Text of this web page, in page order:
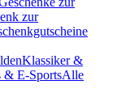
zur
Klassiker &
& E-SportsAlle